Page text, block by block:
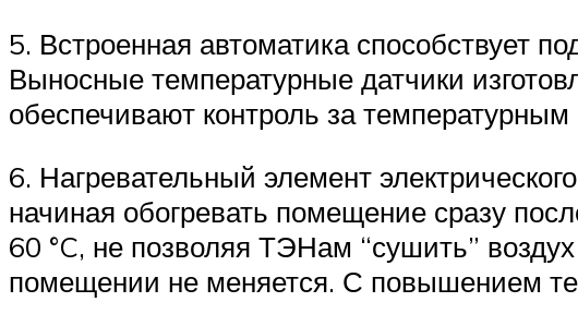
5. Встроенная автоматика способствует
Выносные температурные датчики
обеспечивают контроль за
6. Нагревательный элемент
начиная обогревать помещение сразу
60 °C, не позволяя ТЭНам “сушить”
помещении не меняется. С повышением